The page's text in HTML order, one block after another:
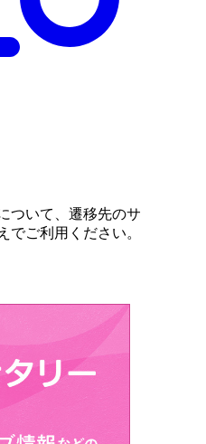
ついて、遷移先のサ
でご利用ください。